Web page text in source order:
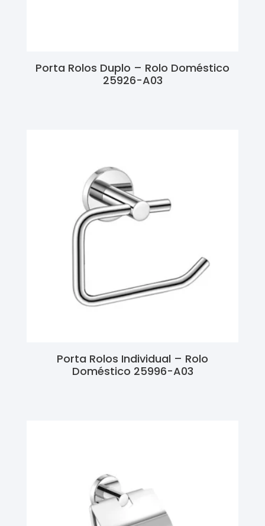
Porta Rolos Duplo – Rolo Doméstico
25926-A03
Porta Rolos Individual – Rolo
Doméstico 25996-A03